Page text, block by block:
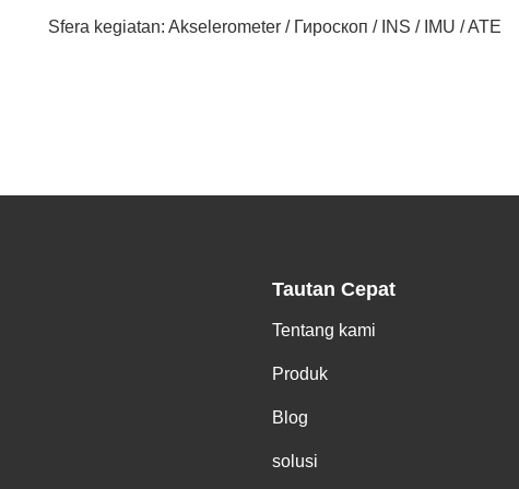
Sfera kegiatan: Akselerometer / Гироскоп / INS / IMU / ATE
Tautan Cepat
Tentang kami
Produk
Blog
solusi